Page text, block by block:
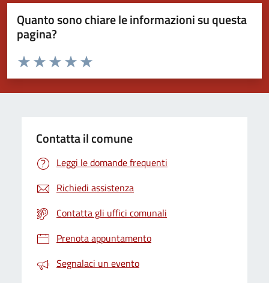
Quanto sono chiare le informazioni su questa
pagina?
Valuta da 1 a 5 stelle la pagina
Valuta 5 stelle su 5
Valuta 4 stelle su 5
Valuta 3 stelle su 5
Valuta 2 stelle su 5
Valuta 1 stelle su 5
Contatta il comune
Leggi le domande frequenti
Richiedi assistenza
Contatta gli uffici comunali
Prenota appuntamento
Segnalaci un evento